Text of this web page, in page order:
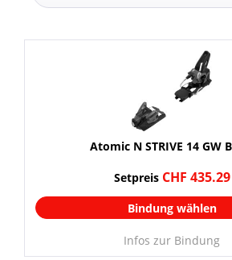
Atomic N STRIVE 14 GW
Setpreis CHF 435.29
Bindung wählen
Infos zur Bindung